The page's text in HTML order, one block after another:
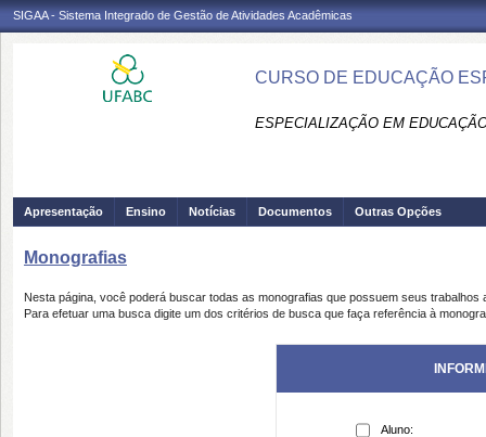
SIGAA - Sistema Integrado de Gestão de Atividades Acadêmicas
CURSO DE EDUCAÇÃO
ESPECIALIZAÇÃO EM
Apresentação Ensino Notícias Documentos Outras Opções
Monografias
Nesta página, você poderá buscar todas as monografias que possuem seus trabalhos
Para efetuar uma busca digite um dos critérios de busca que faça referência à
Aluno: